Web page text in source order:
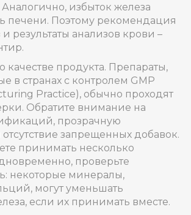
избыток железа
печени. Поэтому рекомендация
результаты анализов крови –
качестве продукта. Препараты,
в странах с контролем GMP
Practice), обычно проходят
Обратите внимание на
прозрачную
запрещенных добавок.
принимать несколько
проверьте
некоторые минералы,
могут уменьшать
если их принимать вместе.